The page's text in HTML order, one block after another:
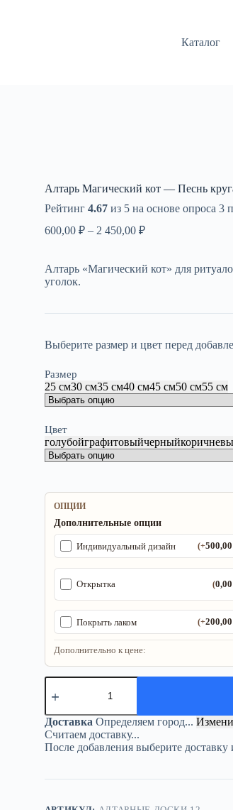
Каталог
Алтарь Магический кот — Песнь
Рейтинг 4.67из 5 на основе опроса 3
600,00 ₽ – 2 450,00 ₽Диапазон
–
Алтарь «Магический кот» для
уголок.
Выберите размер и цвет перед
Размер
25 см30 см35 см40 см45 см50 см55 см
Цвет
голубойграфитовыйчерный
ОПЦИИ
Дополнительные опции
Индивидуальный дизайн (+
Открытка (
Покрыть лаком (+
Дополнительно к цене:
Количество
товара
Магический
кот
—
Песнь
Доставка Определяем город...
Считаем доставку...
После добавления выберите